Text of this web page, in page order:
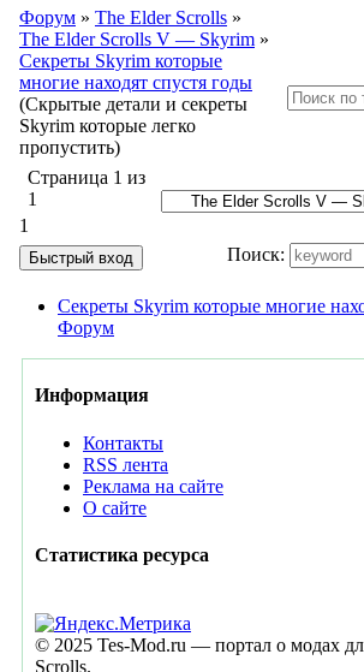
Форум » The Elder Scrolls »
The Elder Scrolls V — Skyrim »
Секреты Skyrim которые
многие находят спустя годы
(Скрытые детали и секреты
Skyrim которые легко
пропустить)
Страница 1 из
1
1
Поиск:
Секреты Skyrim которые многие
Форум
Информация
Контакты
RSS лента
Реклама на сайте
О сайте
Статистика ресурса
© 2025 Tes-Mod.ru — портал о модах
Scrolls.